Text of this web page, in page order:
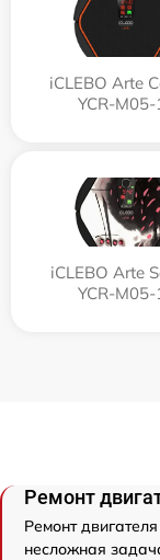
iCLEBO Arte
YCR-M05-
iCLEBO Arte
YCR-M05-
Ремонт
Ремонт
несложная